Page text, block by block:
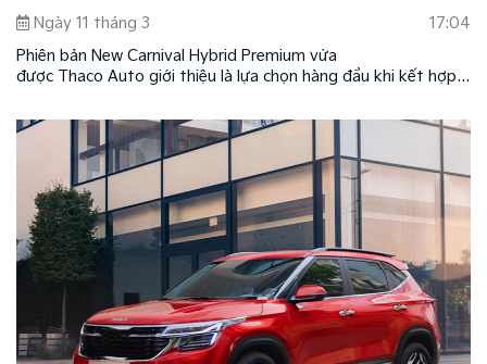
Ngày 11 tháng 3
17:04
Phiên bản New Carnival Hybrid Premium vừa
được Thaco Auto giới thiệu là lựa chọn hàng đầu khi kết hợp
trọng, tiện nghi cao cấp cùng mức giá dễ tiếp cận chỉ từ 1,519
tỷ đồng.